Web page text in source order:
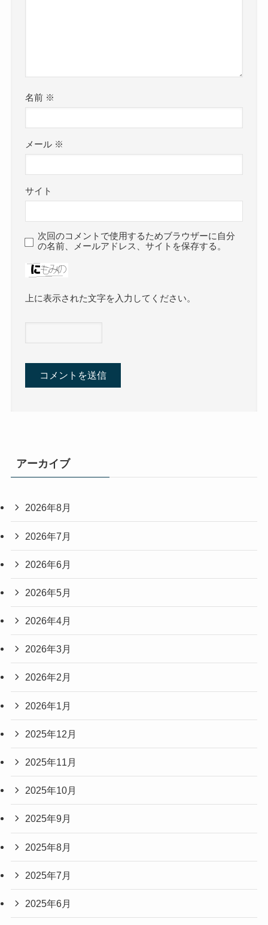
名前 ※
メール ※
サイト
次回のコメントで使用するためブラウザーに自分
の名前、メールアドレス、サイトを保存する。
上に表示された文字を入力してください。
アーカイブ
2026年8月
2026年7月
2026年6月
2026年5月
2026年4月
2026年3月
2026年2月
2026年1月
2025年12月
2025年11月
2025年10月
2025年9月
2025年8月
2025年7月
2025年6月